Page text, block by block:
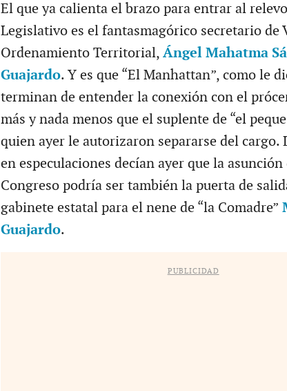
El que ya calienta el brazo para entrar al
Legislativo es el fantasmagórico secretario de
Ordenamiento Territorial, Ángel Mahatma
Guajardo. Y es que “El Manhattan”, como le
terminan de entender la conexión con el
más y nada menos que el suplente de “el
quien ayer le autorizaron separarse del cargo.
en especulaciones decían ayer que la
Congreso podría ser también la puerta de
gabinete estatal para el nene de “la Comadre”
Guajardo.
PUBLICIDAD